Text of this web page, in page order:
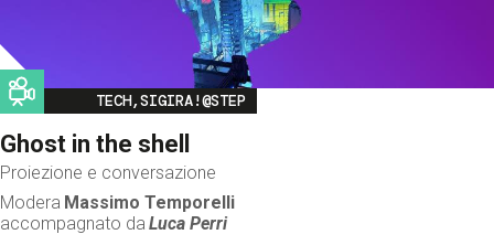
Image
TECH,SIGIRA!@STEP
Ghost in the shell
Proiezione e conversazione
Modera Massimo Temporelli
accompagnato da Luca Perri